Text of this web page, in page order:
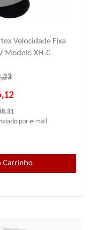
Velocidade Fixa
Modelo XH-C
por e-mail